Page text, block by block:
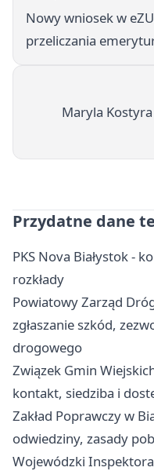
Nowy wniosek w
przeliczania
Maryla
Przydatne dane
PKS Nova Białystok -
rozkłady
Powiatowy Zarząd
zgłaszanie szkód,
drogowego
Związek Gmin
kontakt, siedziba i
Zakład Poprawczy w
odwiedziny, zasady
Wojewódzki